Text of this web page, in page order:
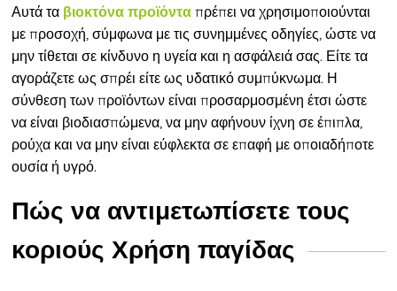
Αυτά τα βιοκτόνα προϊόντα πρέπει να χρησιμοποιούνται
με προσοχή, σύμφωνα με τις συνημμένες οδηγίες, ώστε να
μην τίθεται σε κίνδυνο η υγεία και η ασφάλειά σας. Είτε τα
αγοράζετε ως σπρέι είτε ως υδατικό συμπύκνωμα. Η
σύνθεση των προϊόντων είναι προσαρμοσμένη έτσι ώστε
να είναι βιοδιασπώμενα, να μην αφήνουν ίχνη σε έπιπλα,
ρούχα και να μην είναι εύφλεκτα σε επαφή με οποιαδήποτε
ουσία ή υγρό.
Πώς να αντιμετωπίσετε τους
κοριούς Χρήση παγίδας